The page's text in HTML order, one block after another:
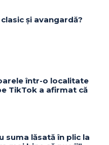
și avangardă?
într-o localitate
TikTok a afirmat că
suma lăsată în plic la